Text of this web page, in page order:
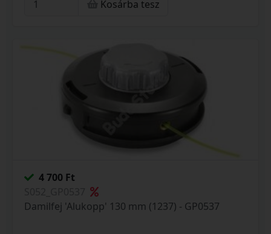
Kosárba tesz
4 700 Ft
Damilfej 'Alukopp' 130 mm (1237) - GP0537